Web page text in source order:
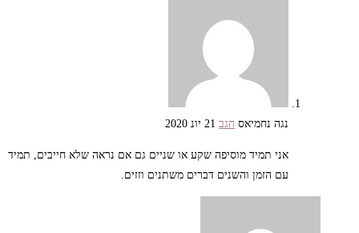
נגה נחמיאס הגב 21 יונ 2020
אני תמיד מוסיפה שקע או שניים גם אם נראה שלא חייבים, תמיד
עם הזמן והשנים דברים משתנים וזזים.